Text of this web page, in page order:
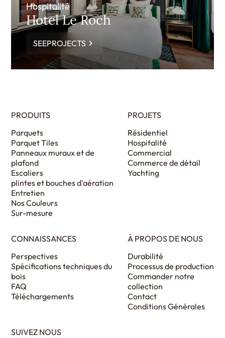
Hospitalité
Hotel Le Roch
SEEPROJECTS
PRODUITS
Parquets
Parquet Tiles
Panneaux muraux et de
plafond
Escaliers
plintes et bouches d'aération
Entretien
Nos Couleurs
Sur-mesure
PROJETS
Résidentiel
Hospitalité
Commercial
Commerce de détail
Yachting
CONNAISSANCES
Perspectives
Spécifications techniques du
bois
FAQ
Téléchargements
À PROPOS DE NOUS
Durabilité
Processus de production
Commander notre
collection
Contact
Conditions Générales
SUIVEZ NOUS